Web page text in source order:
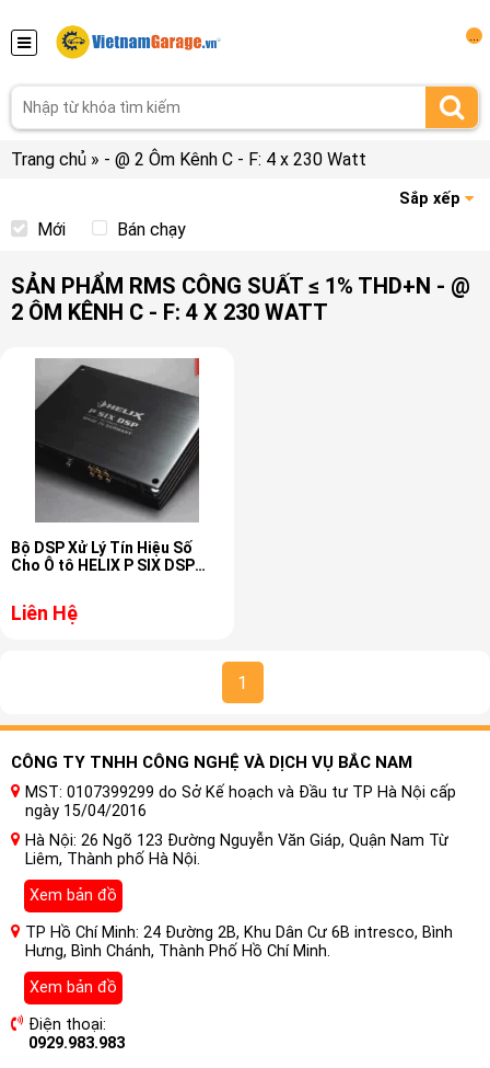
Trang chủ » - @ 2 Ôm Kênh C - F: 4 x 230 Watt
Sắp xếp
Mới Bán chạy
SẢN PHẨM RMS CÔNG SUẤT ≤ 1% THD+N - @
2 ÔM KÊNH C - F: 4 X 230 WATT
Bộ DSP Xử Lý Tín Hiệu Số
Cho Ô tô HELIX P SIX DSP
Liên Hệ
1
CÔNG TY TNHH CÔNG NGHỆ VÀ DỊCH VỤ BẮC NAM
MST: 0107399299 do Sở Kế hoạch và Đầu tư TP Hà Nội cấp
ngày 15/04/2016
Hà Nội: 26 Ngõ 123 Đường Nguyễn Văn Giáp, Quận Nam Từ
Liêm, Thành phố Hà Nội.
Xem bản đồ
TP Hồ Chí Minh: 24 Đường 2B, Khu Dân Cư 6B intresco, Bình
Hưng, Bình Chánh, Thành Phố Hồ Chí Minh.
Xem bản đồ
Điện thoại:
0929.983.983